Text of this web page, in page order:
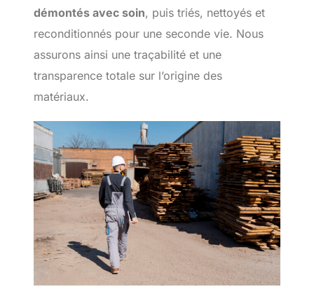
démontés avec soin, puis triés, nettoyés et
reconditionnés pour une seconde vie. Nous
assurons ainsi une traçabilité et une
transparence totale sur l’origine des
matériaux.